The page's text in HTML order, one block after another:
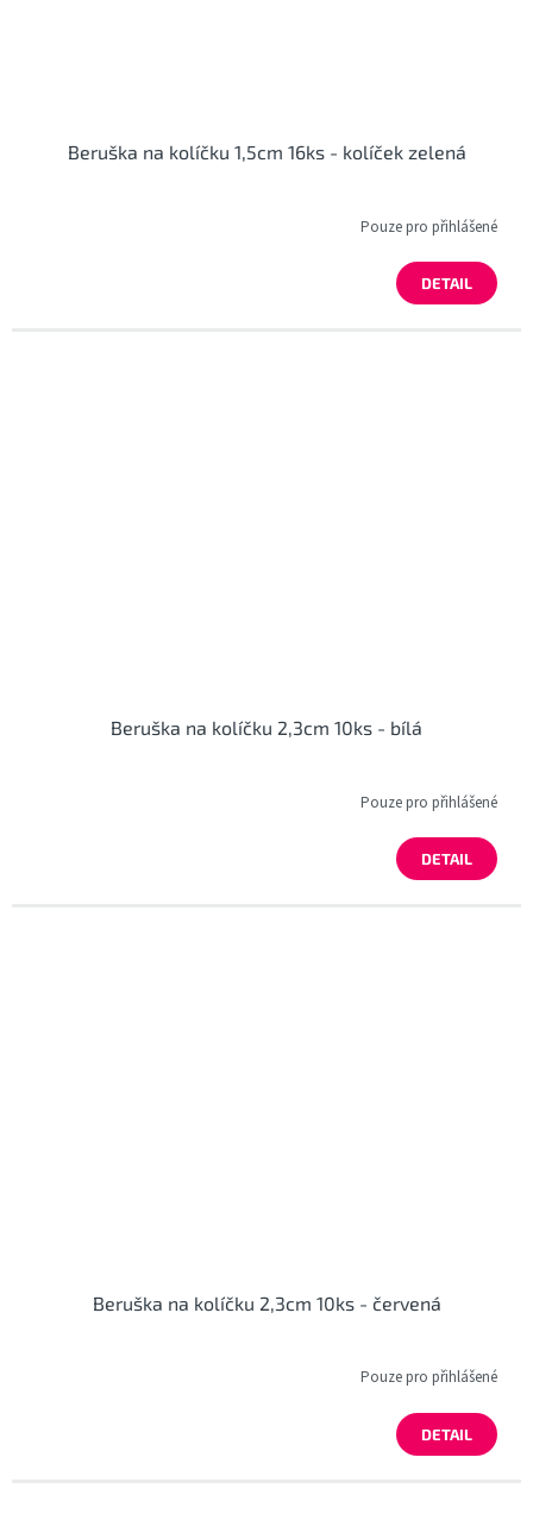
Beruška na kolíčku 1,5cm 16ks - kolíček zelená
Pouze pro přihlášené
DETAIL
Beruška na kolíčku 2,3cm 10ks - bílá
Pouze pro přihlášené
DETAIL
Beruška na kolíčku 2,3cm 10ks - červená
Pouze pro přihlášené
DETAIL